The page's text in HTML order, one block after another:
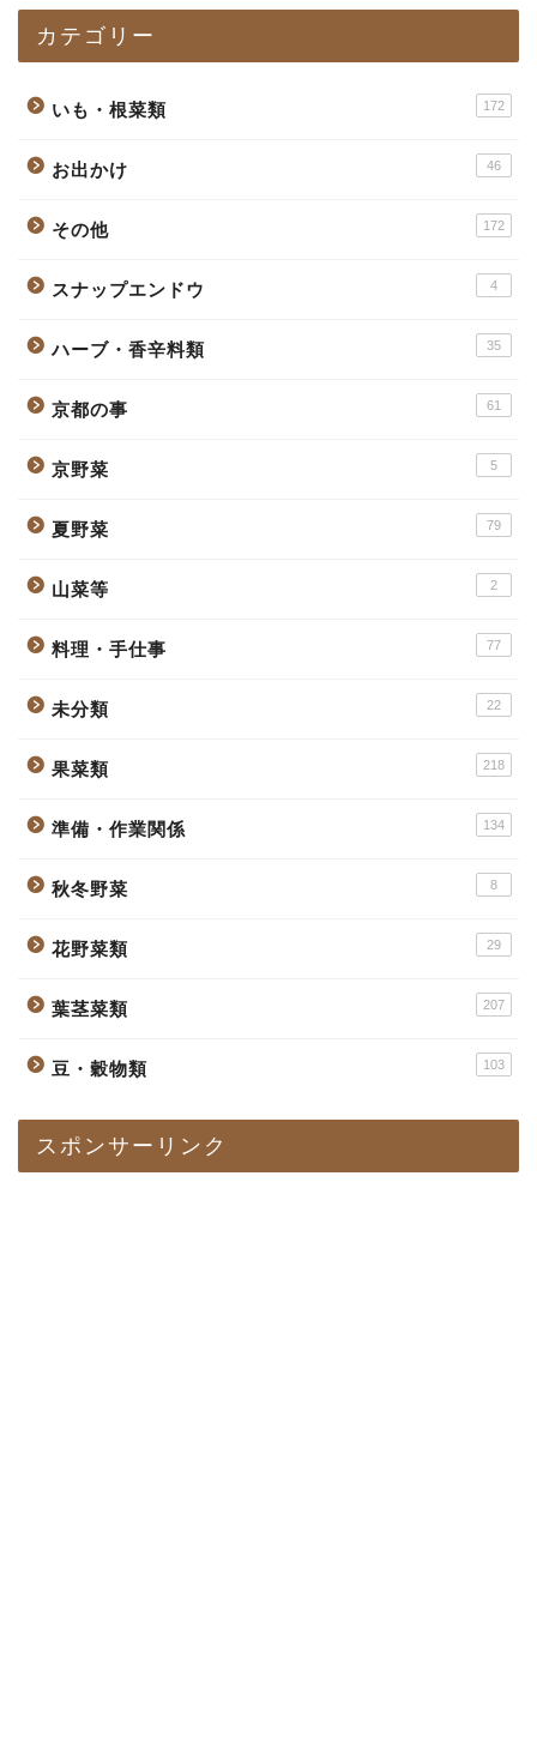
カテゴリー
いも・根菜類 172
お出かけ 46
その他 172
スナップエンドウ 4
ハーブ・香辛料類 35
京都の事 61
京野菜 5
夏野菜 79
山菜等 2
料理・手仕事 77
未分類 22
果菜類 218
準備・作業関係 134
秋冬野菜 8
花野菜類 29
葉茎菜類 207
豆・穀物類 103
スポンサーリンク